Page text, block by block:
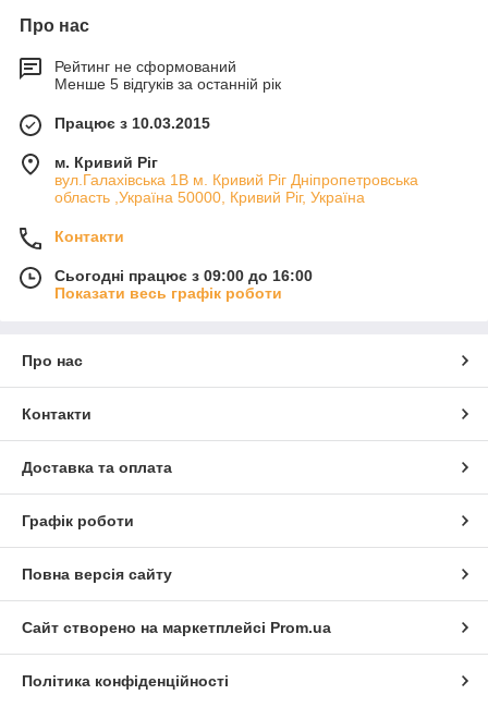
Про нас
Рейтинг не сформований
Менше 5 відгуків за останній рік
Працює з 10.03.2015
м. Кривий Ріг
вул.Галахівська 1В м. Кривий Ріг Дніпропетровська
область ,Україна 50000, Кривий Ріг, Україна
Контакти
Сьогодні працює з 09:00 до 16:00
Показати весь графік роботи
Про нас
Контакти
Доставка та оплата
Графік роботи
Повна версія сайту
Сайт створено на маркетплейсі Prom.ua
Політика конфіденційності